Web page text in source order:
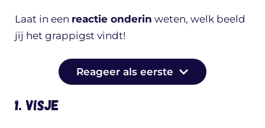
Laat in een reactie onderin weten, welk beeld
jij het grappigst vindt!
Reageer als eerste
1. Visje